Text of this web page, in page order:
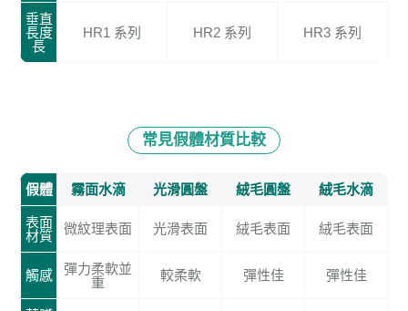
垂直
長度
長
HR1 系列 HR2 系列 HR3 系列
常見假體材質比較
假體 霧面水滴 光滑圓盤 絨毛圓盤 絨毛水滴
表面
材質
微紋理表面 光滑表面 絨毛表面 絨毛表面
觸感
彈力柔軟並
重
較柔軟 彈性佳 彈性佳